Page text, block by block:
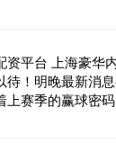
资平台 上海豪华
待！明晚最新消
上赛季的赢球密码